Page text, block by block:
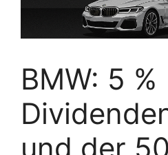
BMW: 5 %
und der